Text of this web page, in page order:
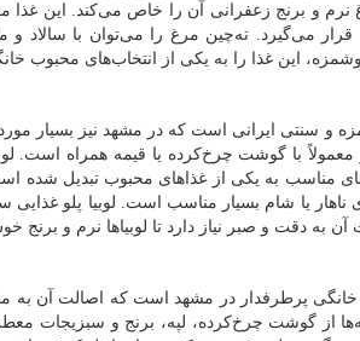
نرم و برنج زعفرانی آن را خاص می‌کند. این
قرار می‌گیرد. ته‌چین مرغ را می‌توان با
این غذا را به یکی از انتخاب‌های محبوب
و سنتی ایرانی است که در مشهد نیز بسیار مورد
معمولاً با گوشت چرخ‌کرده یا قیمه همراه است.
مناسب به یکی از غذاهای محبوب تبدیل شده
یا شام بسیار مناسب است. لوبیا پلو
به دقت و صبر نیاز دارد تا لوبیاها نرم و
خانگی پرطرفدار در مشهد است که اصالت آن به
از گوشت چرخ‌کرده، لپه، برنج و سبزیجات